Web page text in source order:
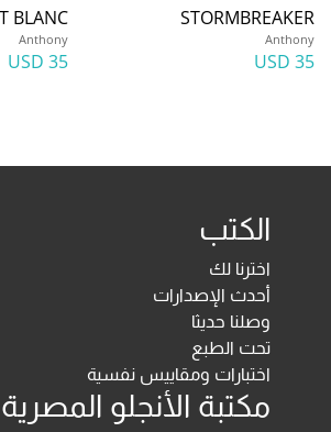
STORMBREAKER
Anthony
35 USD
BLANC
Anthony
35 USD
الكتب
اخترنا لك
أحدث الإصدارات
وصلنا حديثا
تحت الطبع
اختبارات ومقاييس نفسية
مكتبة الأنجلو المصرية